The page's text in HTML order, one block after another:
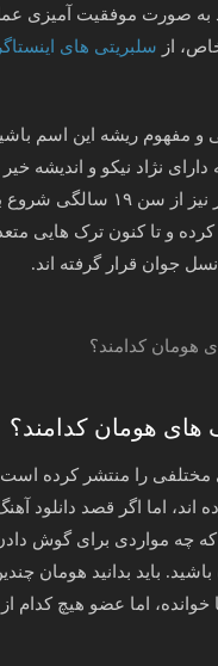
به صورت موفقیت آمیزی عمل
از سلبریتی های
و مفهوم ریشه این اسم
نژاد نیکو و اندیشه خیر
پسر خرداد ماهی تلاشگر نیز
و تا کنون ترک هایی
جوان قرار گرفته اند.
های هومان کدامند؟
مختلفی را منتشر کرده است
اند، اما اگر قصد دانلود
که چه مواردی برای گوش
باید بدانید هومان
اما عضو هیچ کدام از